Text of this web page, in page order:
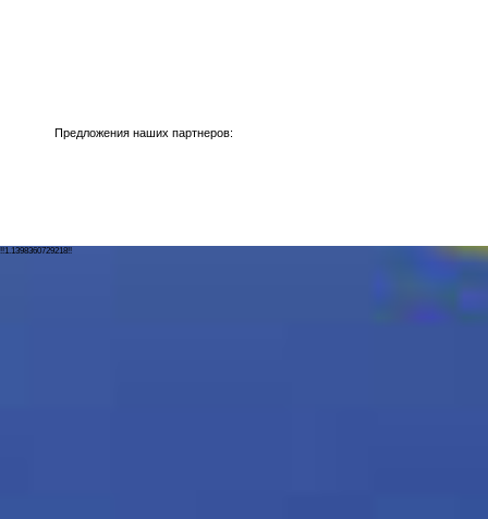
Предложения наших партнеров:
!!1.1398360729218!!